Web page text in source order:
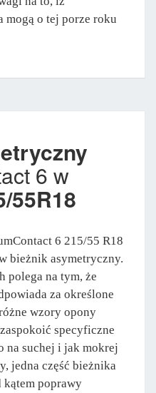
mogą o tej porze roku
6 w
55R18
6 215/55 R18
bieżnik asymetryczny.
polega na tym, że
za określone
wzory opony
specyficzne
na suchej i jak mokrej
jedna część bieżnika
kątem poprawy